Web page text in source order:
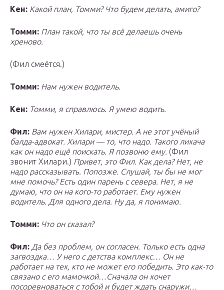
Кен: Какой план, Томми? Что будем делать, амиго?
Томми: План такой, что ты всё делаешь очень
хреново.
(Фил смеётся.)
Томми: Нам нужен водитель.
Кен: Томми, я справлюсь. Я умею водить.
Фил: Вам нужен Хилари, мистер. А не этот учёный
балда-адвокат. Хилари — то, что надо. Такого лихача
как он надо ещё поискать. Я позвоню ему. (Фил
звонит Хилари.) Привет, это Фил. Как дела? Нет, не
надо рассказывать. Попозже. Слушай, ты бы не мог
мне помочь? Есть один парень с севера. Нет, я не
думаю, что он на кого-то работает. Ему нужен
водитель. Для одного дела. Ну да, я понимаю.
Томми: Что он сказал?
Фил: Да без проблем, он согласен. Только есть одна
загвоздка… У него с детства комплекс… Он не
работает на тех, кто не может его победить. Это как-то
связано с его мамочкой…Сначала он хочет
посоревноваться с тобой и будет ждать снаружи…